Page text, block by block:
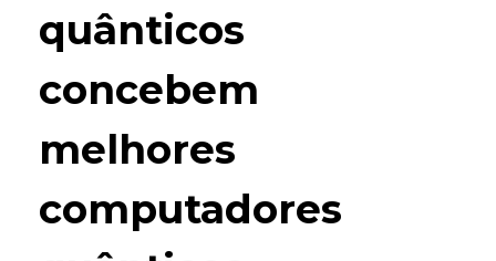
quânticos
concebem
melhores
computadores